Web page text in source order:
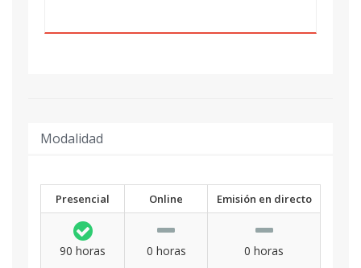
Modalidad
Presencial Online Emisión en directo
90 horas 0 horas 0 horas